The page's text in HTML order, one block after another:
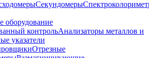
Секундомеры
контрольАнализаторы металлов и
указатели
Отрезные